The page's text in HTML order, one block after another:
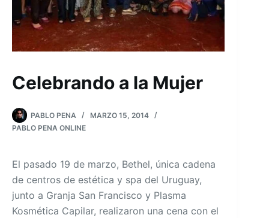
Celebrando a la Mujer
PABLO PENA
MARZO 15, 2014
PABLO PENA ONLINE
El pasado 19 de marzo, Bethel, única cadena
de centros de estética y spa del Uruguay,
junto a Granja San Francisco y Plasma
Kosmética Capilar, realizaron una cena con el